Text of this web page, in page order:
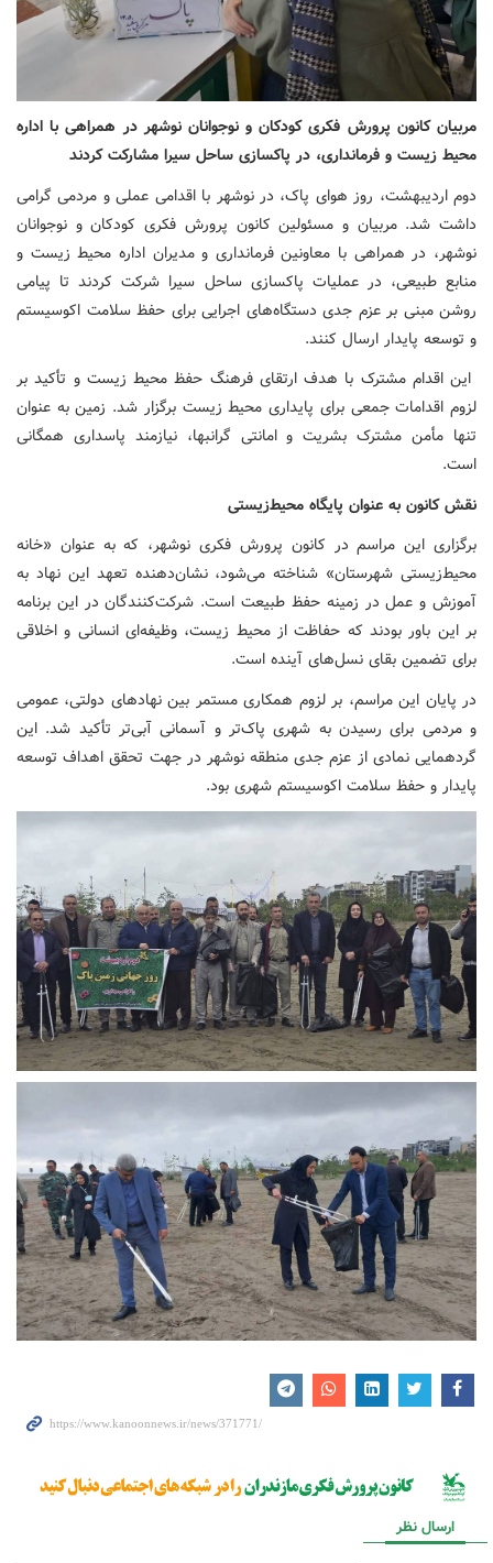
مربیان کانون پرورش فکری کودکان و نوجوانان نوشهر در همراهی با اداره
محیط زیست و فرمانداری، در پاکسازی ساحل سیرا مشارکت کردند
دوم اردیبهشت، روز هوای پاک، در نوشهر با اقدامی عملی و مردمی گرامی
داشت شد. مربیان و مسئولین کانون پرورش فکری کودکان و نوجوانان
نوشهر، در همراهی با معاونین فرمانداری و مدیران اداره محیط زیست و
منابع طبیعی، در عملیات پاکسازی ساحل سیرا شرکت کردند تا پیامی
روشن مبنی بر عزم جدی دستگاه‌های اجرایی برای حفظ سلامت اکوسیستم
و توسعه پایدار ارسال کنند.
این اقدام مشترک با هدف ارتقای فرهنگ حفظ محیط زیست و تأکید بر
لزوم اقدامات جمعی برای پایداری محیط زیست برگزار شد. زمین به عنوان
تنها مأمن مشترک بشریت و امانتی گرانبها، نیازمند پاسداری همگانی
است.
نقش کانون به عنوان پایگاه محیط‌زیستی
برگزاری این مراسم در کانون پرورش فکری نوشهر، که به عنوان «خانه
محیط‌زیستی شهرستان» شناخته می‌شود، نشان‌دهنده تعهد این نهاد به
آموزش و عمل در زمینه حفظ طبیعت است. شرکت‌کنندگان در این برنامه
بر این باور بودند که حفاظت از محیط زیست، وظیفه‌ای انسانی و اخلاقی
برای تضمین بقای نسل‌های آینده است.
در پایان این مراسم، بر لزوم همکاری مستمر بین نهادهای دولتی، عمومی
و مردمی برای رسیدن به شهری پاک‌تر و آسمانی آبی‌تر تأکید شد. این
گردهمایی نمادی از عزم جدی منطقه نوشهر در جهت تحقق اهداف توسعه
پایدار و حفظ سلامت اکوسیستم شهری بود.
ارسال نظر